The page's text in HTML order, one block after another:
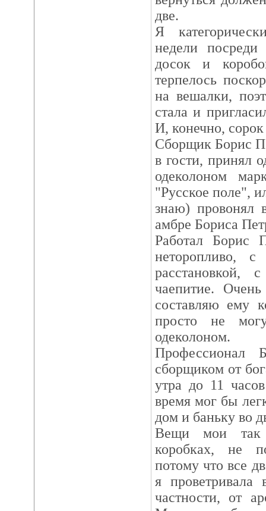
две.
Я
недели посреди
досок и
терпелось
на вешалки,
стала и
И, конечно,
Сборщик Борис
в гости, принял
одеколоном
"Русское поле",
знаю) провонял
амбре Бориса
Работал Борис
неторопливо,
расстановкой,
чаепитие.
составляю ему
просто не
одеколоном.
Профессионал
сборщиком от
утра до 11
время мог бы
дом и баньку во
Вещи мои так
коробках, не
потому что все
я
частности, от